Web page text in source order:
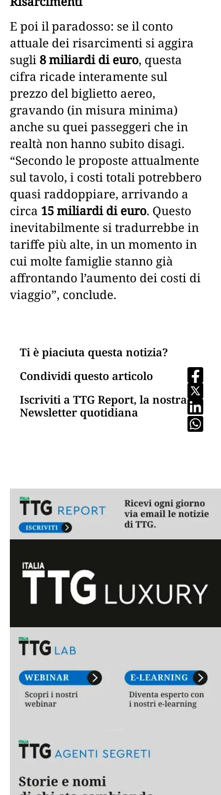
E poi il paradosso: se il conto
attuale dei risarcimenti si aggira
sugli 8 miliardi di euro, questa
cifra ricade interamente sul
prezzo del biglietto aereo,
gravando (in misura minima)
anche su quei passeggeri che in
realtà non hanno subito disagi.
“Secondo le proposte attualmente
sul tavolo, i costi totali potrebbero
quasi raddoppiare, arrivando a
circa 15 miliardi di euro. Questo
inevitabilmente si tradurrebbe in
tariffe più alte, in un momento in
cui molte famiglie stanno già
affrontando l’aumento dei costi di
viaggio”, conclude.
Ti è piaciuta questa notizia?
Condividi questo articolo
Iscriviti a TTG Report, la nostra
Newsletter quotidiana